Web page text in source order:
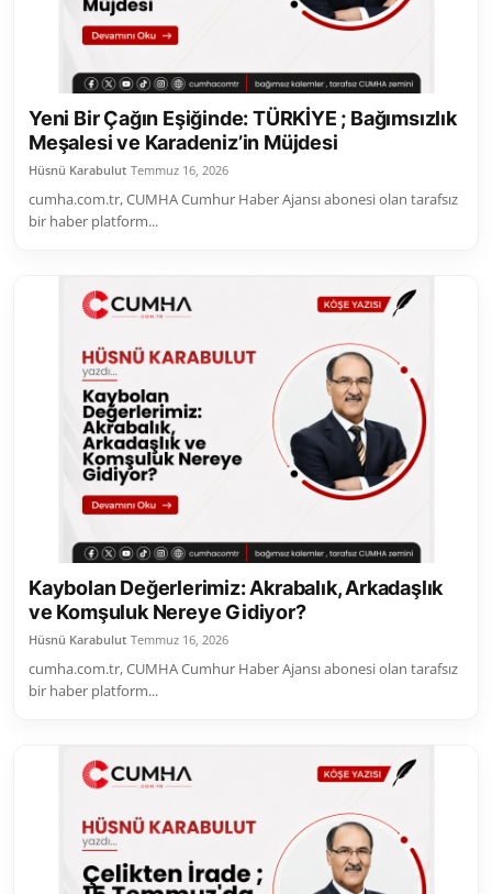
Yeni Bir Çağın Eşiğinde: TÜRKİYE ; Bağımsızlık
Meşalesi ve Karadeniz’in Müjdesi
Hüsnü Karabulut Temmuz 16, 2026
cumha.com.tr, CUMHA Cumhur Haber Ajansı abonesi olan tarafsız
bir haber platform...
Kaybolan Değerlerimiz: Akrabalık, Arkadaşlık
ve Komşuluk Nereye Gidiyor?
Hüsnü Karabulut Temmuz 16, 2026
cumha.com.tr, CUMHA Cumhur Haber Ajansı abonesi olan tarafsız
bir haber platform...